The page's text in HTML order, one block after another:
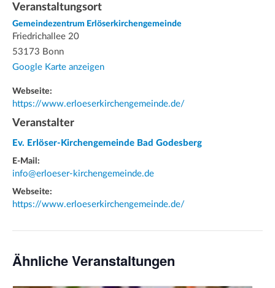
Veranstaltungsort
Gemeindezentrum Erlöserkirchengemeinde
Friedrichallee 20
53173 Bonn
Google Karte anzeigen
Webseite:
https://www.erloeserkirchengemeinde.de/
Veranstalter
Ev. Erlöser-Kirchengemeinde Bad Godesberg
E-Mail:
info@erloeser-kirchengemeinde.de
Webseite:
https://www.erloeserkirchengemeinde.de/
Ähnliche Veranstaltungen